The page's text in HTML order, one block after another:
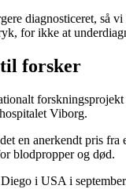
diagnosticeret, så
for ikke at
forsker
Viborg.
en anerkendt pris
blodpropper og død.
i USA i